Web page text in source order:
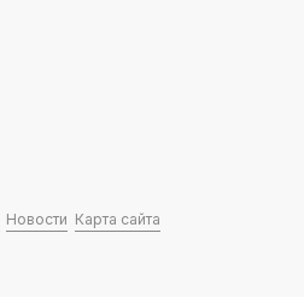
Новости Карта сайта